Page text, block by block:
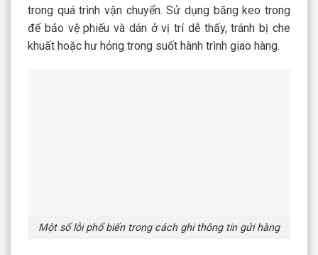
trong quá trình vận chuyển. Sử dụng băng keo trong
để bảo vệ phiếu và dán ở vị trí dễ thấy, tránh bị che
khuất hoặc hư hỏng trong suốt hành trình giao hàng.
Một số lỗi phổ biến trong cách ghi thông tin gửi hàng